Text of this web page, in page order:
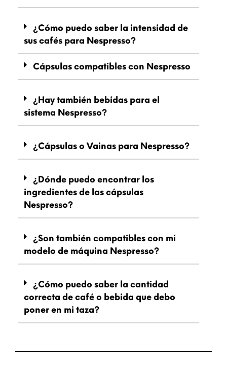
¿Cómo puedo saber la intensidad de
sus cafés para Nespresso?
Cápsulas compatibles con Nespresso
¿Hay también bebidas para el
sistema Nespresso?
¿Cápsulas o Vainas para Nespresso?
¿Dónde puedo encontrar los
ingredientes de las cápsulas
Nespresso?
¿Son también compatibles con mi
modelo de máquina Nespresso?
¿Cómo puedo saber la cantidad
correcta de café o bebida que debo
poner en mi taza?